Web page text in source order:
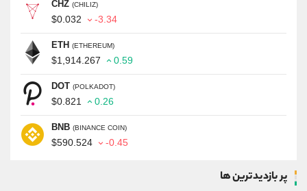
CHZ (CHILIZ)
$0.032 -3.34
ETH (ETHEREUM)
$1,914.267 0.59
DOT (POLKADOT)
$0.821 0.26
BNB (BINANCE COIN)
$590.524 -0.45
پر بازدیدترین ها